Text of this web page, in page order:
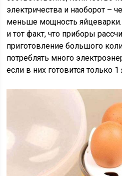
электричества и наоборот –
меньше мощность яйцеварки.
и тот факт, что приборы
приготовление большого
потреблять много
если в них готовится только 1